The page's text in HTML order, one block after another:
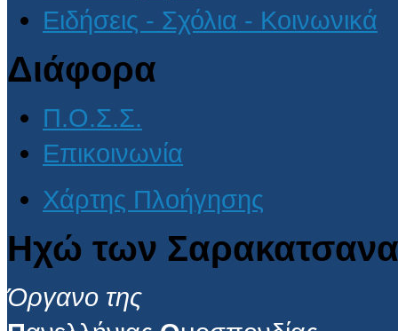
Ειδήσεις - Σχόλια - Κοινωνικά
Διάφορα
Π.Ο.Σ.Σ.
Επικοινωνία
Χάρτης Πλοήγησης
Ηχώ των
Όργανο της